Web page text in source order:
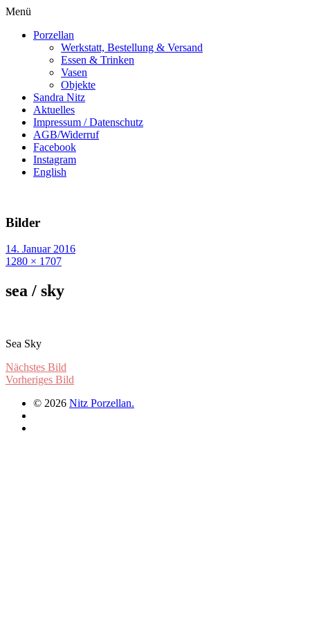
Menü
Porzellan
Werkstatt, Bestellung & Versand
Essen & Trinken
Vasen
Objekte
Sandra Nitz
Aktuelles
Impressum / Datenschutz
AGB/Widerruf
Facebook
Instagram
English
Bilder
14. Januar 2016
1280 × 1707
sea / sky
Sea Sky
Nächstes Bild
Vorheriges Bild
© 2026 Nitz Porzellan.